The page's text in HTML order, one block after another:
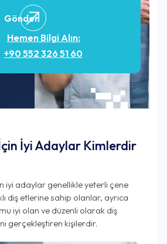
Gönder
Hemen Bilgi Alın:
+90 552 326 51 60
İyi Adaylar Kimlerdir
iyi adaylar genellikle yeterli çene
diş etlerine sahip olanlar, ayrıca
iyi olan ve düzenli olarak diş
gerçekleştiren kişilerdir.